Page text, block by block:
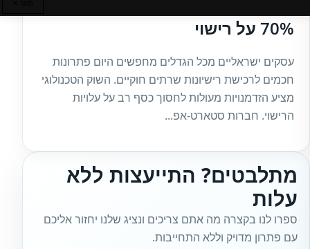
70% על רישוי
עסקים ישראליים מכל הגדלים מחפשים היום פתרונות
חכמים לרכישת רישיונות שרתים חוקיים. השוק הטכנולוגי
מציע הזדמנויות מעולות לחסוך כסף רב על עלויות
הרישוי. חברות סטארט-אפ...
מתלבטים? התייעצות ללא
עלות
ספרו לנו בקצרה מה אתם צריכים ונציג שלנו יחזור אליכם
עם פתרון מדויק וללא התחייבות.